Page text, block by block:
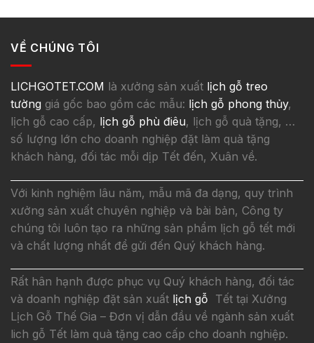
VỀ CHÚNG TÔI
LICHGOTET.COM là xưởng sản xuất lịch gỗ treo
tường giá gốc bao gồm các mẫu: lịch gỗ phong thủy,
lịch gỗ cao cấp, lịch gỗ phù điêu, lịch gỗ quà tặng, …
số lượng lớn cho doanh nghiệp đặt làm quà tặng
khách hàng, đối tác mỗi dịp Tết đến, Xuân về.
Với kinh nghiệm lâu năm, mẫu mã đa dạng, quy trình
xưởng sản xuất chuyên nghiệp và bài bản, Công ty
chúng tôi luôn tạo ra những sản phẩm lịch gỗ tết mới
và chất lượng nhất để gửi đến Quý khách hàng.
Rất hân hạnh được phục vụ Quý khách hàng, đối tác
và doanh nghiệp đặt sản xuất lịch gỗ Tết tại Xưởng
Lịch Gỗ Thế Gia – Đơn vị dẫn đầu về ngành sản xuất
lich gỗ Tết làm quà tặng cao cấp cho doanh nghiệp.